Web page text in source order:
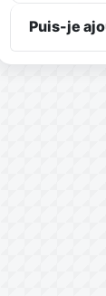
Puis-je